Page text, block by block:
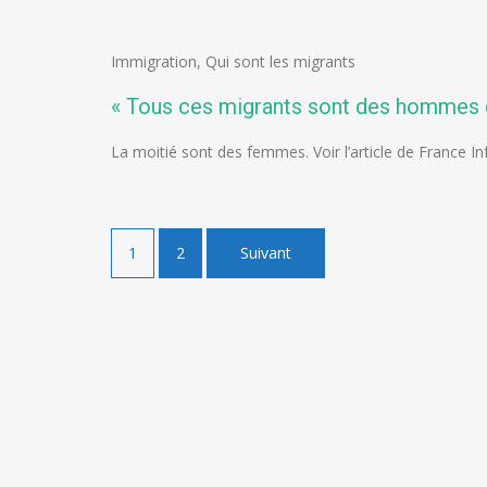
Immigration, Qui sont les migrants
« Tous ces migrants sont des hommes
La moitié sont des femmes. Voir l’article de France
Pagination
des
1 2 Suivant